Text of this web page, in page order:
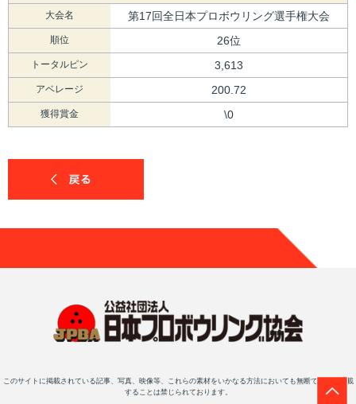
大会名 第17回全日本プロボウリング選手権大会
順位 26位
トータルピン 3,613
アベレージ 200.72
獲得賞金 \0
このサイトに掲載されている記事、写真、映像等、これらの素材をいかなる方法においても無断で複写・転載
することは禁じられております。